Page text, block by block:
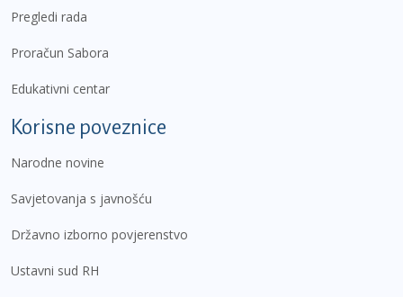
Pregledi rada
Proračun Sabora
Edukativni centar
Korisne poveznice
Narodne novine
Savjetovanja s javnošću
Državno izborno povjerenstvo
Ustavni sud RH